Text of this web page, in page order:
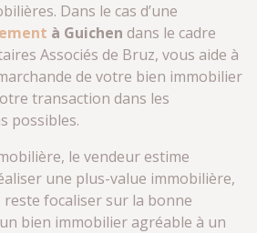
Dans le cas d’une
à Guichen dans le cadre
Associés de Bruz, vous aide à
de votre bien immobilier
transaction dans les
possibles.
le vendeur estime
une plus-value immobilière,
reste focaliser sur la bonne
bien immobilier agréable à un